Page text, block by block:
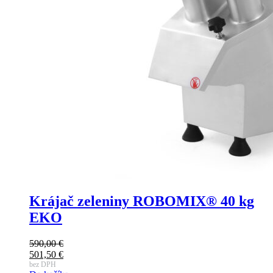
Krájač zeleniny ROBOMIX® 40 kg
EKO
590,00€
Pôvodná
cena
501,50 €
Aktuálna
bez DPH